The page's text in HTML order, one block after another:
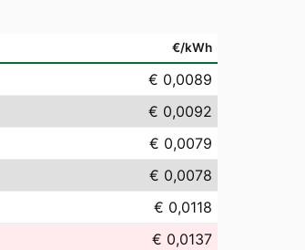
€/kWh
€ 0,0089
€ 0,0092
€ 0,0079
€ 0,0078
€ 0,0118
€ 0,0137